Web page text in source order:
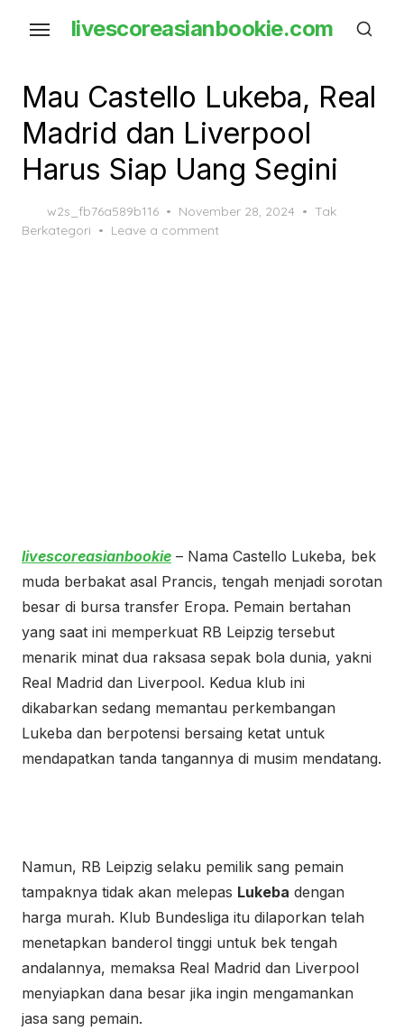
content
livescoreasianbookie.com
Mau Castello Lukeba, Real
Madrid dan Liverpool
Harus Siap Uang Segini
w2s_fb76a589b116
Posted
on
November 28, 2024
Tak
Berkategori
Leave a comment
livescoreasianbookie – Nama Castello Lukeba, bek
muda berbakat asal Prancis, tengah menjadi sorotan
besar di bursa transfer Eropa. Pemain bertahan
yang saat ini memperkuat RB Leipzig tersebut
menarik minat dua raksasa sepak bola dunia, yakni
Real Madrid dan Liverpool. Kedua klub ini
dikabarkan sedang memantau perkembangan
Lukeba dan berpotensi bersaing ketat untuk
mendapatkan tanda tangannya di musim mendatang.
Namun, RB Leipzig selaku pemilik sang pemain
tampaknya tidak akan melepas Lukeba dengan
harga murah. Klub Bundesliga itu dilaporkan telah
menetapkan banderol tinggi untuk bek tengah
andalannya, memaksa Real Madrid dan Liverpool
menyiapkan dana besar jika ingin mengamankan
jasa sang pemain.